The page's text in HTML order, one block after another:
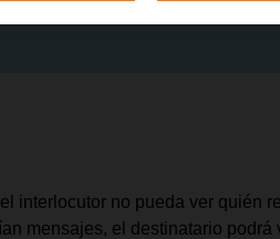
interlocutor no pueda ver quién
mensajes, el destinatario podrá